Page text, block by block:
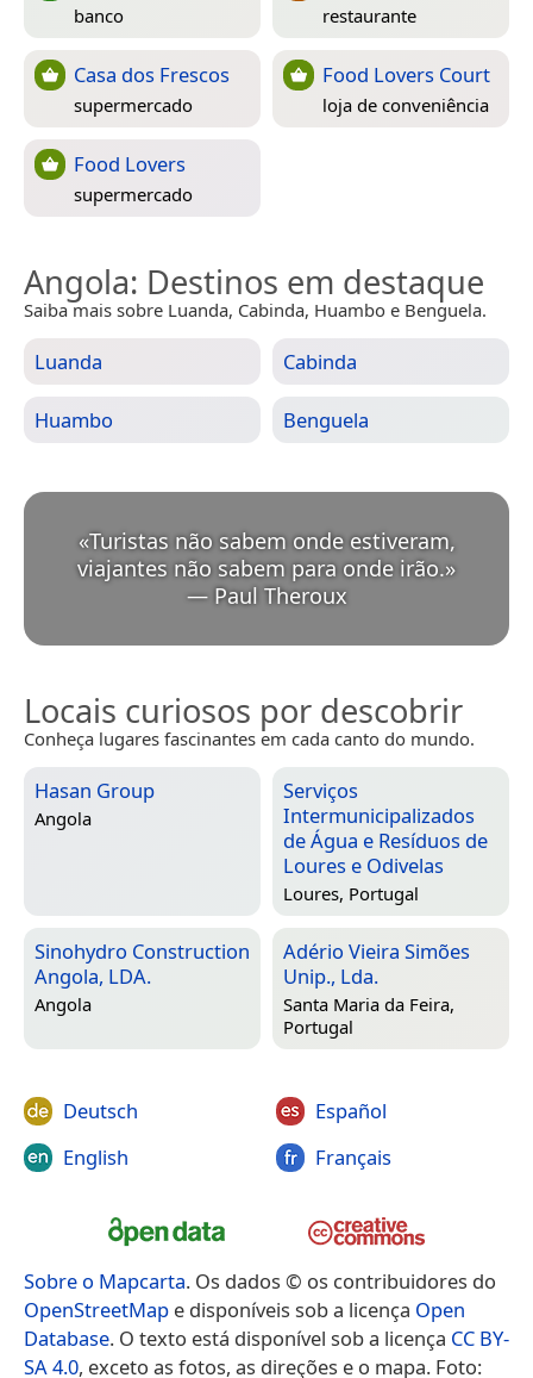
banco restaurante
Casa dos Frescos
supermercado
Food Lovers Court
loja de conveniência
Food Lovers
supermercado
Angola: Destinos em destaque
Saiba mais sobre Luanda, Cabinda, Huambo e Benguela.
Luanda Cabinda
Huambo Benguela
«Turistas não sabem onde estiveram,
viajantes não sabem para onde irão.
— Paul Theroux
Locais curiosos por descobrir
Conheça lugares fascinantes em cada canto do mundo.
Hasan Group
Angola
Serviços
Intermunicipalizados
de Água e Resíduos de
Loures e Odivelas
Loures, Portugal
Sinohydro Construction
Angola, LDA.
Angola
Adério Vieira Simões
Unip., Lda.
Santa Maria da Feira,
Portugal
Deutsch
English
Español
Français
Sobre o Mapcarta. Os dados © os contribuidores do
OpenStreetMap e disponíveis sob a licença Open
Database. O texto está disponível sob a licença CC BY-
SA 4.0, exceto as fotos, as direções e o mapa. Foto: